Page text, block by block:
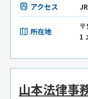
アクセス
所在地
1
山本法律事